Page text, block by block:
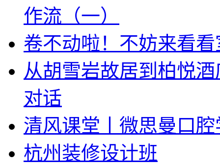
作流（一）
卷不动啦！不妨来看
从胡雪岩故居到柏悦
对话
清风课堂丨微思曼口
杭州装修设计班